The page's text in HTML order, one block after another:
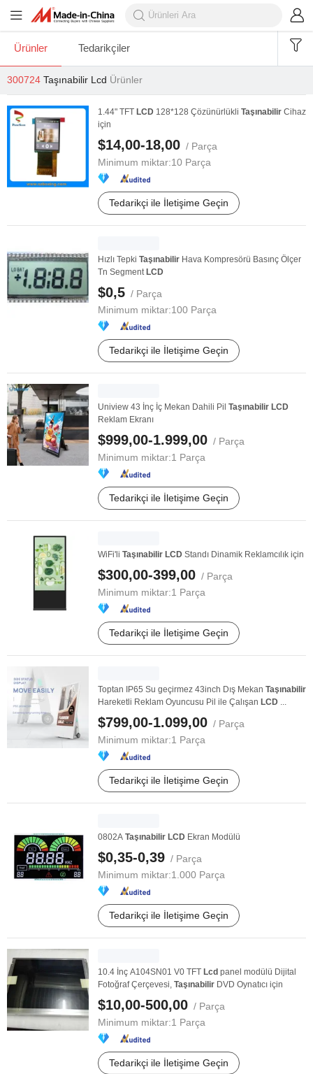
Ürünler Tedarikçiler
300724 Taşınabilir Lcd Ürünler
1.44" TFT LCD 128*128 Çözünürlükli Taşınabilir Cihaz
için
$14,00-18,00 / Parça
Minimum miktar:10 Parça
Tedarikçi ile İletişime Geçin
Hızlı Tepki Taşınabilir Hava Kompresörü Basınç Ölçer
Tn Segment LCD
$0,5 / Parça
Minimum miktar:100 Parça
Tedarikçi ile İletişime Geçin
Uniview 43 İnç İç Mekan Dahili Pil Taşınabilir LCD
Reklam Ekranı
$999,00-1.999,00 / Parça
Minimum miktar:1 Parça
Tedarikçi ile İletişime Geçin
WiFi'li Taşınabilir LCD Standı Dinamik Reklamcılık için
$300,00-399,00 / Parça
Minimum miktar:1 Parça
Tedarikçi ile İletişime Geçin
Toptan IP65 Su geçirmez 43inch Dış Mekan Taşınabilir
Hareketli Reklam Oyuncusu Pil ile Çalışan LCD ...
$799,00-1.099,00 / Parça
Minimum miktar:1 Parça
Tedarikçi ile İletişime Geçin
0802A Taşınabilir LCD Ekran Modülü
$0,35-0,39 / Parça
Minimum miktar:1.000 Parça
Tedarikçi ile İletişime Geçin
10.4 İnç A104SN01 V0 TFT Lcd panel modülü Dijital
Fotoğraf Çerçevesi, Taşınabilir DVD Oynatıcı için
$10,00-500,00 / Parça
Minimum miktar:1 Parça
Tedarikçi ile İletişime Geçin